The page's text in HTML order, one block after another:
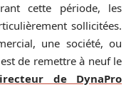
cette période, les
sollicitées.
une société, ou
de remettre à neuf le
de DynaPro